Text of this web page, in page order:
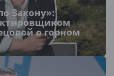
Закону»:
о горном